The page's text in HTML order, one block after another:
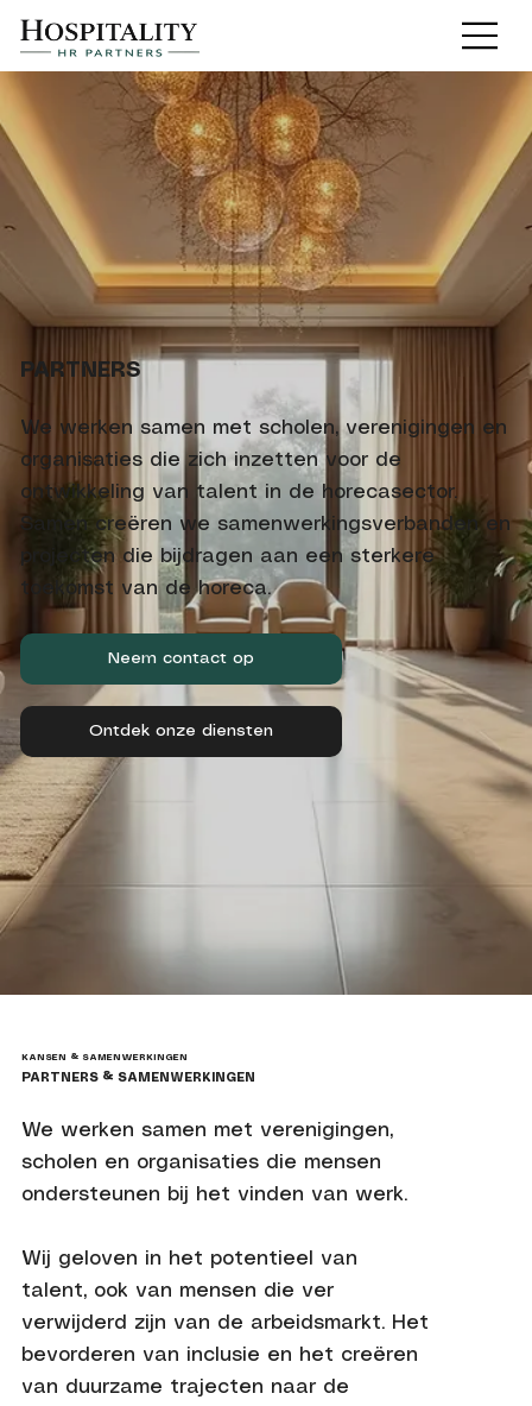
PARTNERS
We werken samen met scholen, verenigingen en
organisaties die zich inzetten voor de
ontwikkeling van talent in de horecasector.
Samen creëren we samenwerkingsverbanden en
projecten die bijdragen aan een sterkere
toekomst van de horeca.
Neem contact op
Ontdek onze diensten
KANSEN & SAMENWERKINGEN
PARTNERS & SAMENWERKINGEN
We werken samen met verenigingen,
scholen en organisaties die mensen
ondersteunen bij het vinden van werk.
Wij geloven in het potentieel van
talent, ook van mensen die ver
verwijderd zijn van de arbeidsmarkt. Het
bevorderen van inclusie en het creëren
van duurzame trajecten naar de